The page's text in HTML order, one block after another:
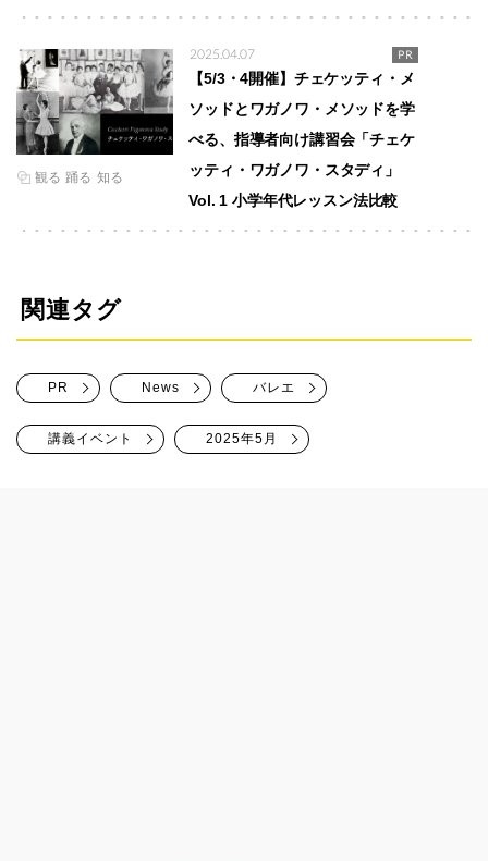
観る 踊る 知る
2025.04.07 PR
【5/3・4開催】チェケッティ・メ
ソッドとワガノワ・メソッドを学
べる、指導者向け講習会「チェケ
ッティ・ワガノワ・スタディ」
Vol. 1 小学年代レッスン法比較
関連タグ
PR News バレエ
講義イベント 2025年5月